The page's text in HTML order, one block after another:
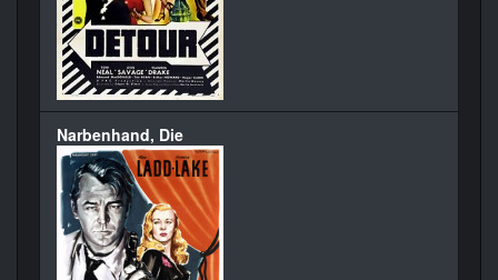
Narbenhand, Die